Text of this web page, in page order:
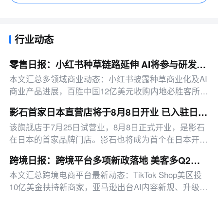
行业动态
零售日报：小红书种草链路延伸 AI将参与研发投放决策
本文汇总多领域商业动态：小红书披露种草商业化及AI
商业产品进展，百胜中国12亿美元收购内地必胜客所有
店、咖啡机器人赛道布局、微信功能更新、快手818活
动启动等消息。
影石首家日本直营店将于8月8日开业 已入驻日本约1500家线下零售渠道
该旗舰店于7月25日试营业，8月8日正式开业，是影石
在日本的首家品牌门店。影石也将成为首个在日本开设
跨境日报：跨境平台多项新政落地 美客多Q2营收同比增50%
本文汇总跨境电商平台最新动态：TikTok Shop美区投
10亿美金扶持新商家，亚马逊出台AI内容新规、升级卖